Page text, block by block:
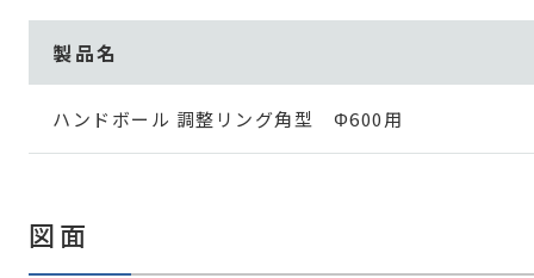
製品名
ハンドボール 調整リング角型 Φ600用
図面